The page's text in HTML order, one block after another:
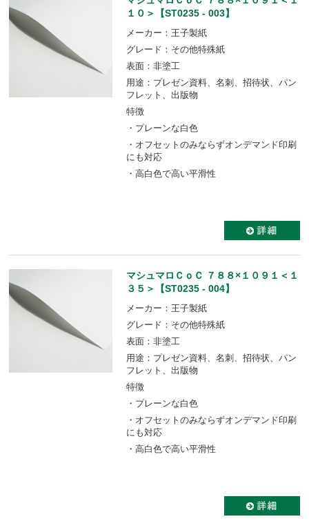
１０＞【ST0235 - 003】
メーカー：王子製紙
グレード：その他特殊紙
表面：非塗工
用途：プレゼン資料、名刺、招待状、パン
フレット、出版物
特徴
・プレーンな白色
・オフセットのみならずオンデマンド印刷
にも対応
・高白色で高い平滑性
マシュマロＣｏＣ ７８８×１０９１＜１
３５＞【ST0235 - 004】
メーカー：王子製紙
グレード：その他特殊紙
表面：非塗工
用途：プレゼン資料、名刺、招待状、パン
フレット、出版物
特徴
・プレーンな白色
・オフセットのみならずオンデマンド印刷
にも対応
・高白色で高い平滑性